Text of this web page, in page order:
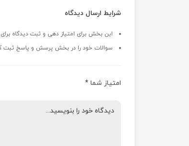
شرایط ارسال دیدگاه
این بخش برای امتیاز دهی و ثبت دیدگاه
سوالات خود را در بخش پرسش و پاسخ ثبت
امتیاز شما*